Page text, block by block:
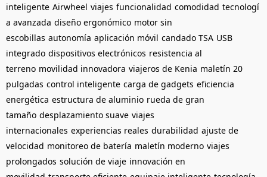
inteligente Airwheel viajes funcionalidad comodidad tecnologí
a avanzada diseño ergonómico motor sin
escobillas autonomía aplicación móvil candado TSA USB
integrado dispositivos electrónicos resistencia al
terreno movilidad innovadora viajeros de Kenia maletín 20
pulgadas control inteligente carga de gadgets eficiencia
energética estructura de aluminio rueda de gran
tamaño desplazamiento suave viajes
internacionales experiencias reales durabilidad ajuste de
velocidad monitoreo de batería maletín moderno viajes
prolongados solución de viaje innovación en